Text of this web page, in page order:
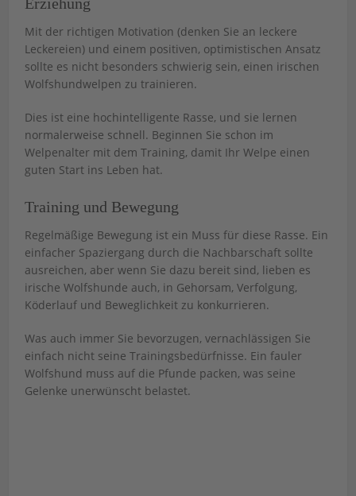
Mit der richtigen Motivation (denken Sie an leckere
Leckereien) und einem positiven, optimistischen Ansatz
sollte es nicht besonders schwierig sein, einen irischen
Wolfshundwelpen zu trainieren.
Dies ist eine hochintelligente Rasse, und sie lernen
normalerweise schnell. Beginnen Sie schon im
Welpenalter mit dem Training, damit Ihr Welpe einen
guten Start ins Leben hat.
Training und Bewegung
Regelmäßige Bewegung ist ein Muss für diese Rasse. Ein
einfacher Spaziergang durch die Nachbarschaft sollte
ausreichen, aber wenn Sie dazu bereit sind, lieben es
irische Wolfshunde auch, in Gehorsam, Verfolgung,
Köderlauf und Beweglichkeit zu konkurrieren.
Was auch immer Sie bevorzugen, vernachlässigen Sie
einfach nicht seine Trainingsbedürfnisse. Ein fauler
Wolfshund muss auf die Pfunde packen, was seine
Gelenke unerwünscht belastet.